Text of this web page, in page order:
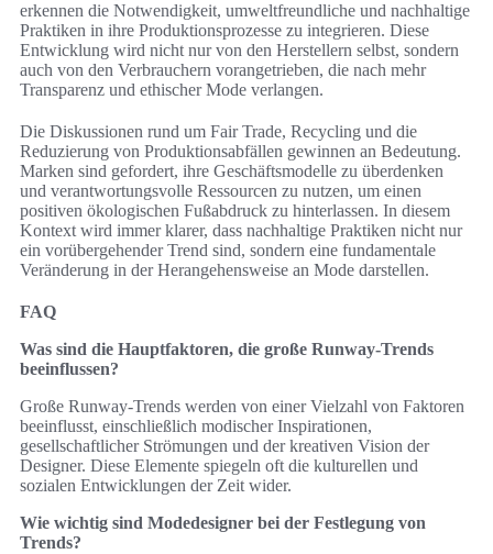
erkennen die Notwendigkeit, umweltfreundliche und nachhaltige
Praktiken in ihre Produktionsprozesse zu integrieren. Diese
Entwicklung wird nicht nur von den Herstellern selbst, sondern
auch von den Verbrauchern vorangetrieben, die nach mehr
Transparenz und ethischer Mode verlangen.
Die Diskussionen rund um Fair Trade, Recycling und die
Reduzierung von Produktionsabfällen gewinnen an Bedeutung.
Marken sind gefordert, ihre Geschäftsmodelle zu überdenken
und verantwortungsvolle Ressourcen zu nutzen, um einen
positiven ökologischen Fußabdruck zu hinterlassen. In diesem
Kontext wird immer klarer, dass nachhaltige Praktiken nicht nur
ein vorübergehender Trend sind, sondern eine fundamentale
Veränderung in der Herangehensweise an Mode darstellen.
FAQ
Was sind die Hauptfaktoren, die große Runway-Trends
beeinflussen?
Große Runway-Trends werden von einer Vielzahl von Faktoren
beeinflusst, einschließlich modischer Inspirationen,
gesellschaftlicher Strömungen und der kreativen Vision der
Designer. Diese Elemente spiegeln oft die kulturellen und
sozialen Entwicklungen der Zeit wider.
Wie wichtig sind Modedesigner bei der Festlegung von
Trends?